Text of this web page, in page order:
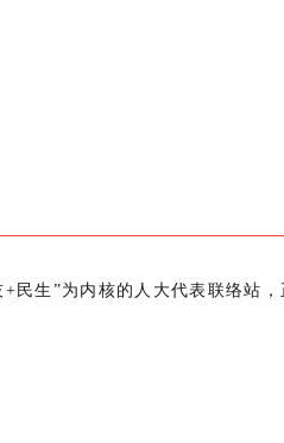
民生”为内核的人大代表联络站，